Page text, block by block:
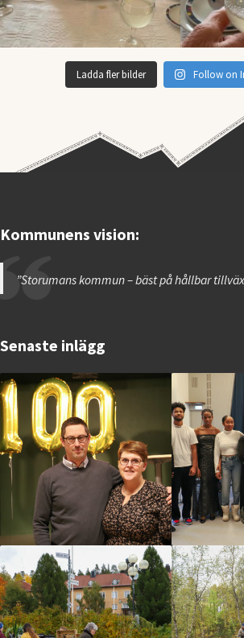
Ladda fler bilder Follow on
Kommunens vision:
”Storumans kommun – bäst på hållbar
Senaste inlägg